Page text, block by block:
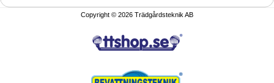
Copyright © 2026 Trädgårdsteknik AB